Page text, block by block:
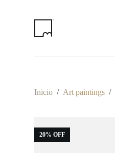
Inicio / Art paintings /
20% OFF